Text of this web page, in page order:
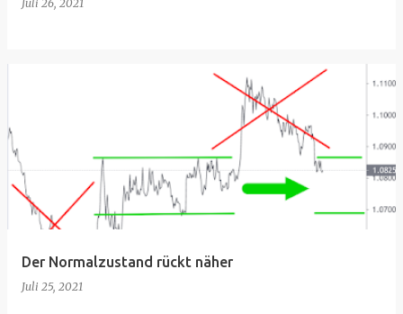
Juli 26, 2021
Der Normalzustand rückt näher
Juli 25, 2021